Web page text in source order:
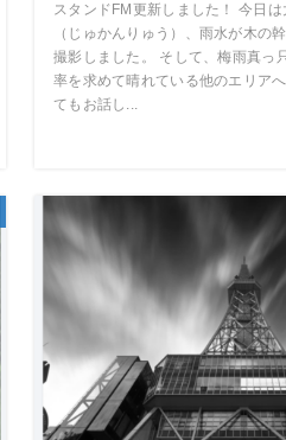
スタンドFM更新しました！ 今日
（じゅかんりゅう）、雨水が木の
撮影しました。 そして、梅雨真っ
率を求めて晴れている他のエリア
てもお話し...